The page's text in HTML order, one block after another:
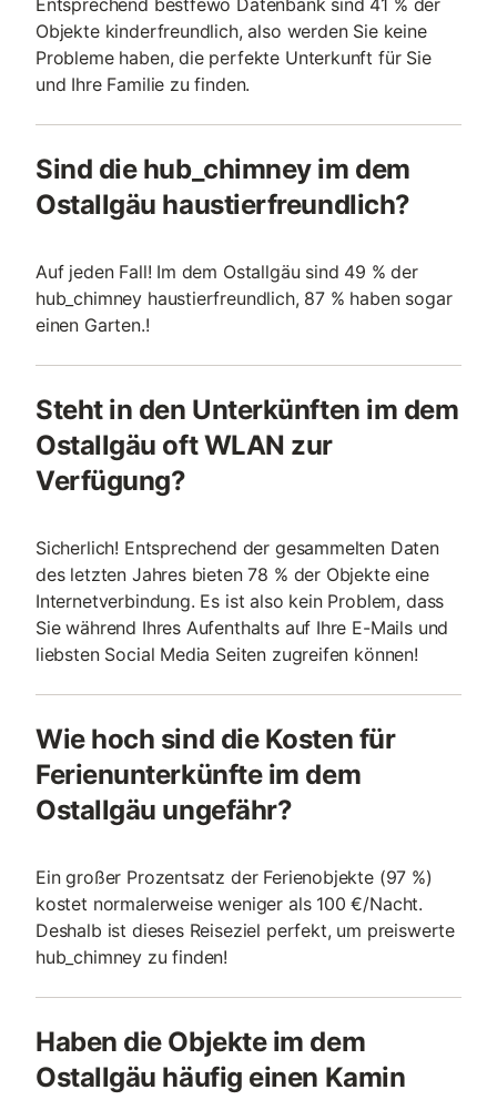
Entsprechend bestfewo Datenbank sind 41 % der
Objekte kinderfreundlich, also werden Sie keine
Probleme haben, die perfekte Unterkunft für Sie
und Ihre Familie zu finden.
Sind die hub_chimney im dem
Ostallgäu haustierfreundlich?
Auf jeden Fall! Im dem Ostallgäu sind 49 % der
hub_chimney haustierfreundlich, 87 % haben sogar
einen Garten.!
Steht in den Unterkünften im dem
Ostallgäu oft WLAN zur
Verfügung?
Sicherlich! Entsprechend der gesammelten Daten
des letzten Jahres bieten 78 % der Objekte eine
Internetverbindung. Es ist also kein Problem, dass
Sie während Ihres Aufenthalts auf Ihre E-Mails und
liebsten Social Media Seiten zugreifen können!
Wie hoch sind die Kosten für
Ferienunterkünfte im dem
Ostallgäu ungefähr?
Ein großer Prozentsatz der Ferienobjekte (97 %)
kostet normalerweise weniger als 100 €/Nacht.
Deshalb ist dieses Reiseziel perfekt, um preiswerte
hub_chimney zu finden!
Haben die Objekte im dem
Ostallgäu häufig einen Kamin